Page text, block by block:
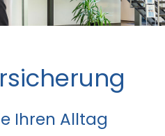
Ihren Alltag